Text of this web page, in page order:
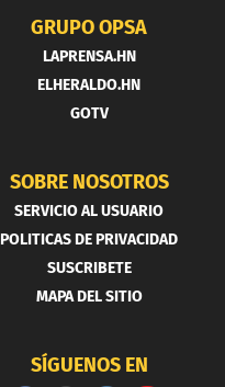
GRUPO OPSA
LAPRENSA.HN
ELHERALDO.HN
GOTV
SOBRE NOSOTROS
SERVICIO AL USUARIO
POLITICAS DE PRIVACIDAD
SUSCRIBETE
MAPA DEL SITIO
SÍGUENOS EN